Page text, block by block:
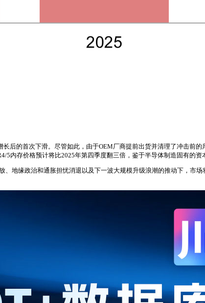
后的首次下滑。尽管如此，由于OEM厂商提前出货并清理了冲击前
5内存价格预计将比2025年第四季度翻三倍，鉴于半导体制造固有的
、地缘政治和通胀担忧消退以及下一波大规模升级浪潮的推动下，市